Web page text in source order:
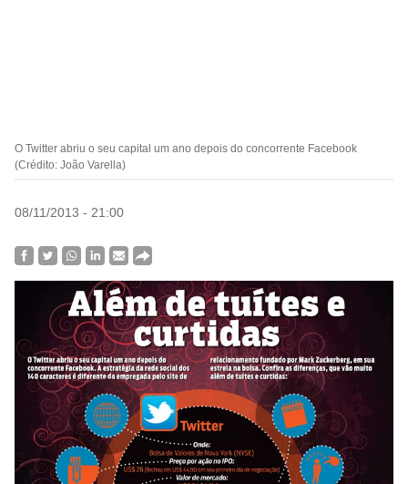
O Twitter abriu o seu capital um ano depois do concorrente Facebook
(Crédito: João Varella)
08/11/2013 - 21:00